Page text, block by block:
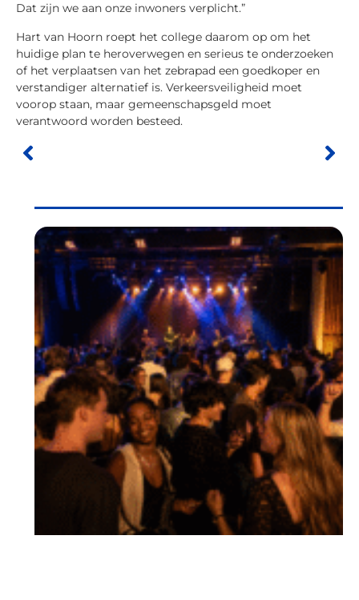
Dat zijn we aan onze inwoners verplicht.”
Hart van Hoorn roept het college daarom op om het
huidige plan te heroverwegen en serieus te onderzoeken
of het verplaatsen van het zebrapad een goedkoper en
verstandiger alternatief is. Verkeersveiligheid moet
voorop staan, maar gemeenschapsgeld moet
verantwoord worden besteed.